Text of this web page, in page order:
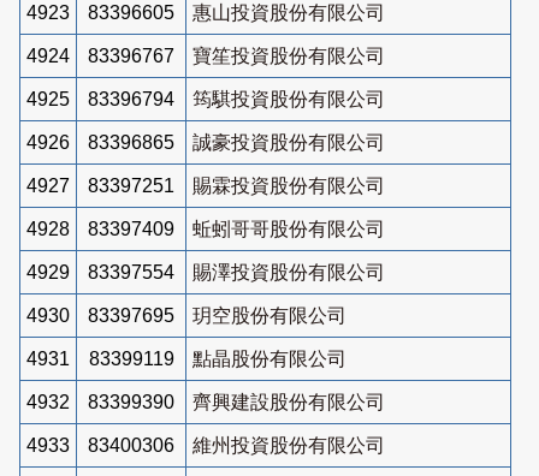
4923 83396605 惠山投資股份有限公司
4924 83396767 寶笙投資股份有限公司
4925 83396794 筠騏投資股份有限公司
4926 83396865 誠豪投資股份有限公司
4927 83397251 賜霖投資股份有限公司
4928 83397409 蚯蚓哥哥股份有限公司
4929 83397554 賜澤投資股份有限公司
4930 83397695 玥空股份有限公司
4931 83399119 點晶股份有限公司
4932 83399390 齊興建設股份有限公司
4933 83400306 維州投資股份有限公司